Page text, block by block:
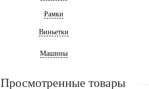
Рамки
Виньетки
Машины
Просмотренные товары